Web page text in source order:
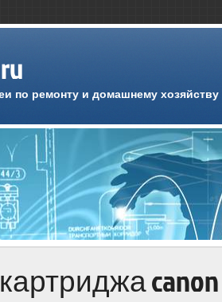
по ремонту и домашнему хозяйству
canon